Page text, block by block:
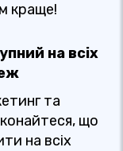
краще!
на всіх
та
що
на всіх